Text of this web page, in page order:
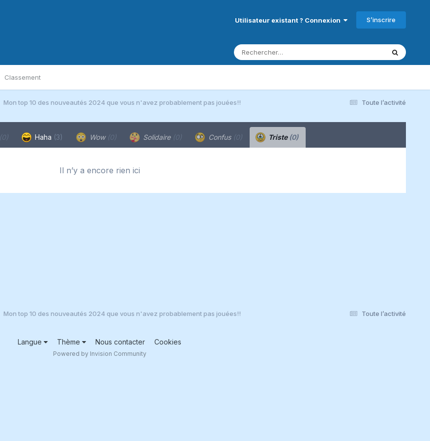
Utilisateur existant ? Connexion S’inscrire
Classement
Toute l’activité
Mon top 10 des nouveautés 2024 que vous n'avez probablement pas jouées!!
(0) Haha (3) Wow (0) Solidaire (0) Confus (0) Triste (0)
Il n’y a encore rien ici
Toute l’activité
Mon top 10 des nouveautés 2024 que vous n'avez probablement pas jouées!!
Langue Thème Nous contacter Cookies
Powered by Invision Community